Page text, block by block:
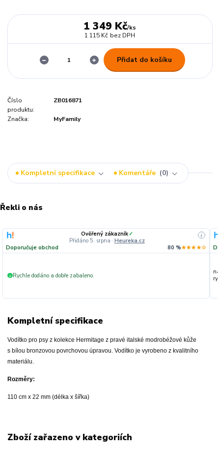
1 349 Kč/ks
1 115 Kč bez DPH
Přidat do košíku
Číslo
produktu:
ZB016871
Značka: MyFamily
Kompletní specifikace Komentáře 0
Řekli o nás
Ověřený zákazník✓
Přidáno 5. srpna · Heureka.cz
i
Doporučuje obchod 80 %★★★★☆
+ Rychle dodáno a dobře zabaleno.
Kompletní specifikace
Vodítko pro psy z kolekce Hermitage z pravé italské modrobéžové kůže
s bílou bronzovou povrchovou úpravou. Vodítko je vyrobeno z kvalitního
materiálu.
Rozměry:
110 cm x 22 mm (délka x šířka)
Zboží zařazeno v kategoriích